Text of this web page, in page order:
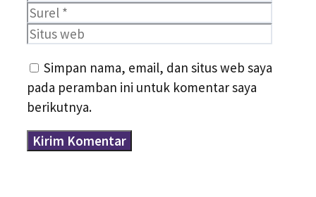
Simpan nama, email, dan situs web saya
pada peramban ini untuk komentar saya
berikutnya.